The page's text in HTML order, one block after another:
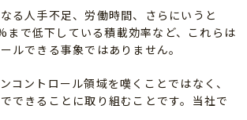
る人手不足、労働時間、さらにいうと
で低下している積載効率など、これらは
ルできる事象ではありません。
コントロール領域を嘆くことではなく、
できることに取り組むことです。当社で